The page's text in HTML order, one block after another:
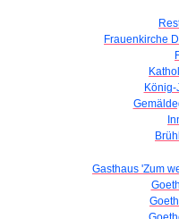
Frauenkirche
Gasthaus 'Zum